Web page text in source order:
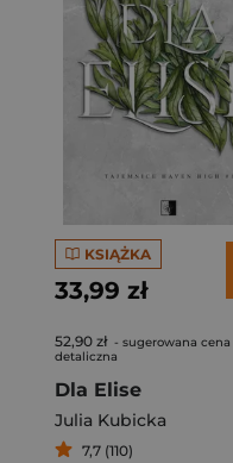
KSIĄŻKA
33,99 zł
52,90 zł - sugerowana cena
detaliczna
Dla Elise
Julia Kubicka
7,7 (110)